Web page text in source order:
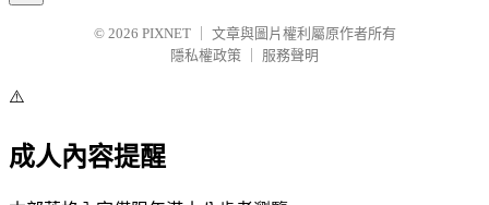
© 2026 PIXNET
文章與圖片權利屬原作者所有
隱私權政策
服務聲明
⚠️
成人內容提醒